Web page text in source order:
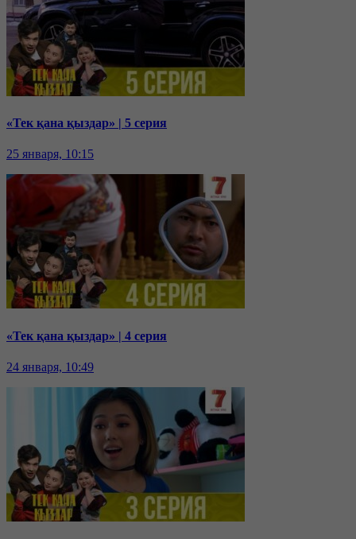
«Тек қана қыздар» | 5 серия
25 января, 10:15
«Тек қана қыздар» | 4 серия
24 января, 10:49